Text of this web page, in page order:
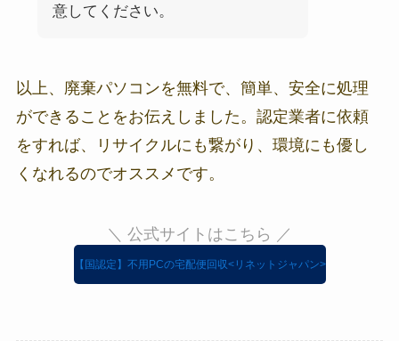
意してください。
以上、廃棄パソコンを無料で、簡単、安全に処理
ができることをお伝えしました。認定業者に依頼
をすれば、リサイクルにも繋がり、環境にも優し
くなれるのでオススメです。
＼ 公式サイトはこちら ／
【国認定】不用PCの宅配便回収<リネットジャパン>